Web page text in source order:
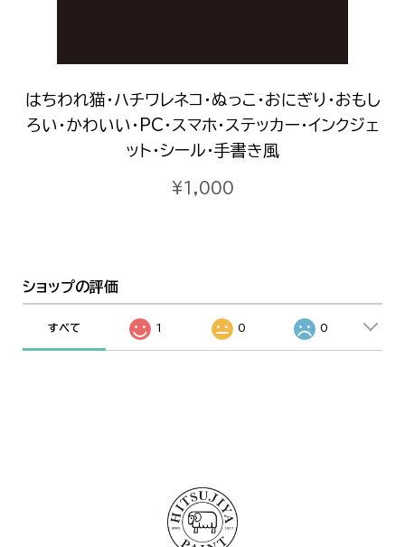
はちわれ猫・ハチワレネコ・ぬっこ・おにぎり・おもし
ろい・かわいい・PC・スマホ・ステッカー・インクジェ
ット・シール・手書き風
¥1,000
ショップの評価
すべて 1 0 0